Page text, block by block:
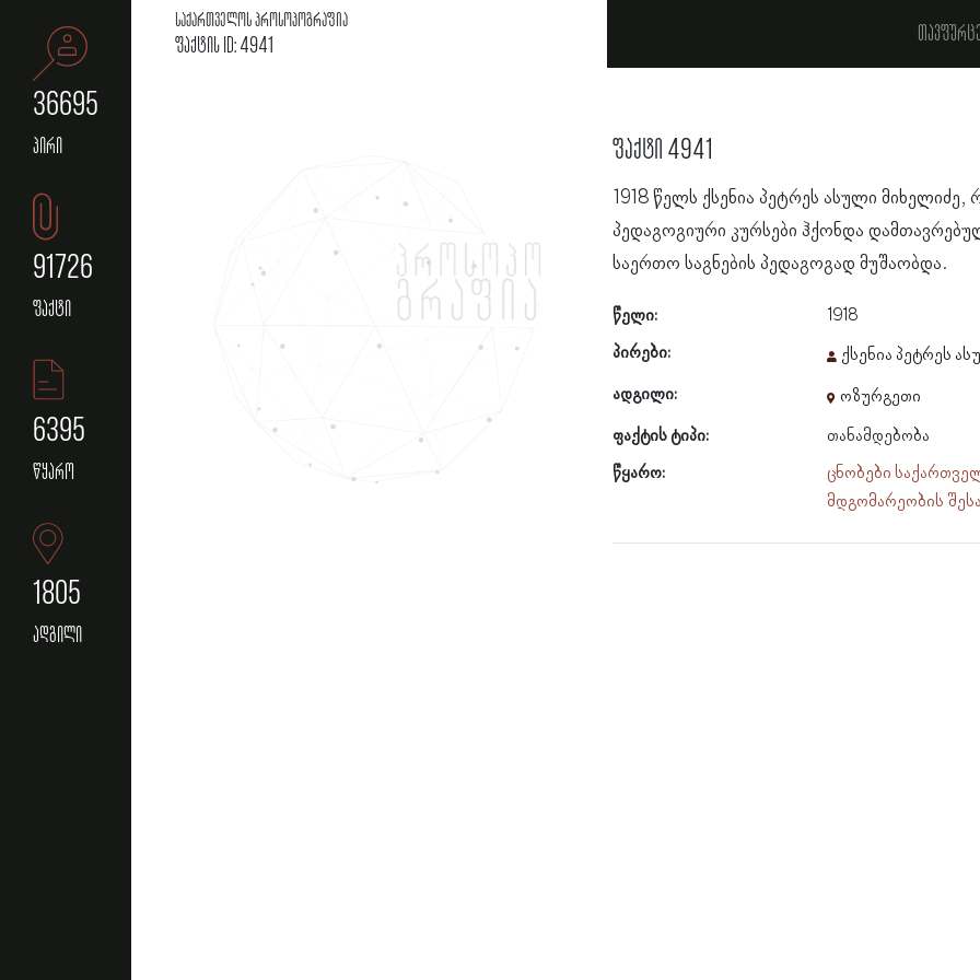
36695
პირი
91726
ფაქტი
6395
წყარო
1805
ადგილი
საქართველოს პროსოპოგრაფია
ფაქტის ID: 4941
ფაქტი 4941
1918 წელს ქსენია პეტრეს ასული
პედაგოგიური კურსები ჰქონდა
საერთო საგნების პედაგოგად მუშაობდა.
წელი:
1918
პირები:
ქსენია პეტრეს
ადგილი:
ოზურგეთი
ფაქტის ტიპი:
თანამდებობა
წყარო:
ცნობები
მდგომარეობის